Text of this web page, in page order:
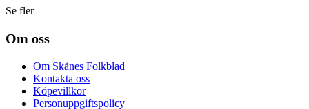
Se fler
Om oss
Om Skånes Folkblad
Kontakta oss
Köpevillkor
Personuppgiftspolicy